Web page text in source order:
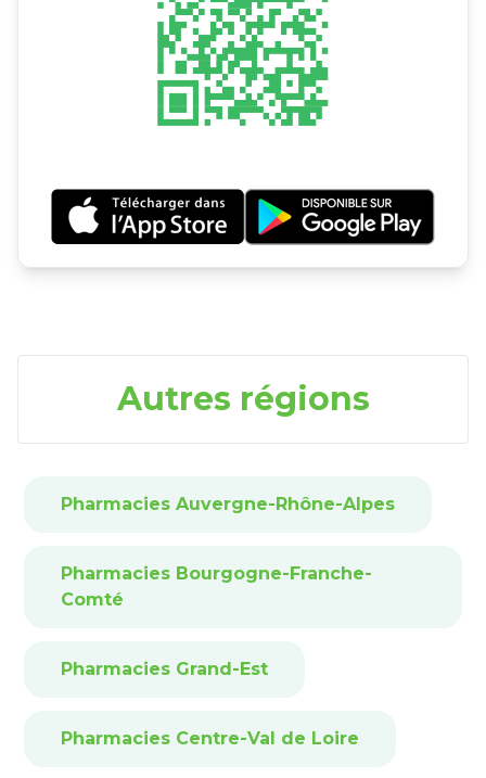
Autres régions
Pharmacies Auvergne-Rhône-Alpes
Pharmacies Bourgogne-Franche-
Comté
Pharmacies Grand-Est
Pharmacies Centre-Val de Loire